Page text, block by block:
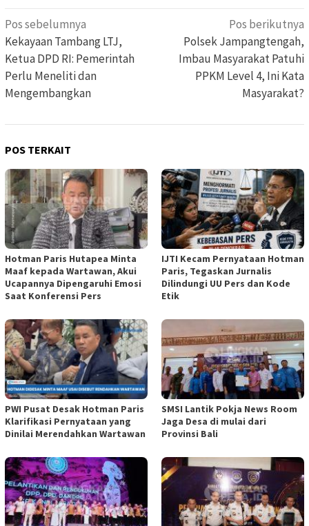
Navigasi
pos
Pos sebelumnya
Kekayaan Tambang LTJ,
Ketua DPD RI: Pemerintah
Perlu Meneliti dan
Mengembangkan
Pos berikutnya
Polsek Jampangtengah,
Imbau Masyarakat Patuhi
PPKM Level 4, Ini Kata
Masyarakat?
POS TERKAIT
Hotman Paris Hutapea Minta
Maaf kepada Wartawan, Akui
Ucapannya Dipengaruhi Emosi
Saat Konferensi Pers
IJTI Kecam Pernyataan Hotman
Paris, Tegaskan Jurnalis
Dilindungi UU Pers dan Kode
Etik
PWI Pusat Desak Hotman Paris
Klarifikasi Pernyataan yang
Dinilai Merendahkan Wartawan
SMSI Lantik Pokja News Room
Jaga Desa di mulai dari
Provinsi Bali